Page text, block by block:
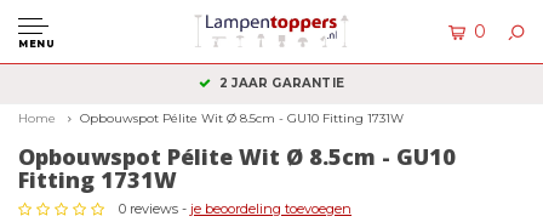
MENU
0
2 JAAR GARANTIE
Home Opbouwspot Pélite Wit Ø 8.5cm - GU10 Fitting 1731W
Opbouwspot Pélite Wit Ø 8.5cm - GU10
Fitting 1731W
0 reviews - je beoordeling toevoegen